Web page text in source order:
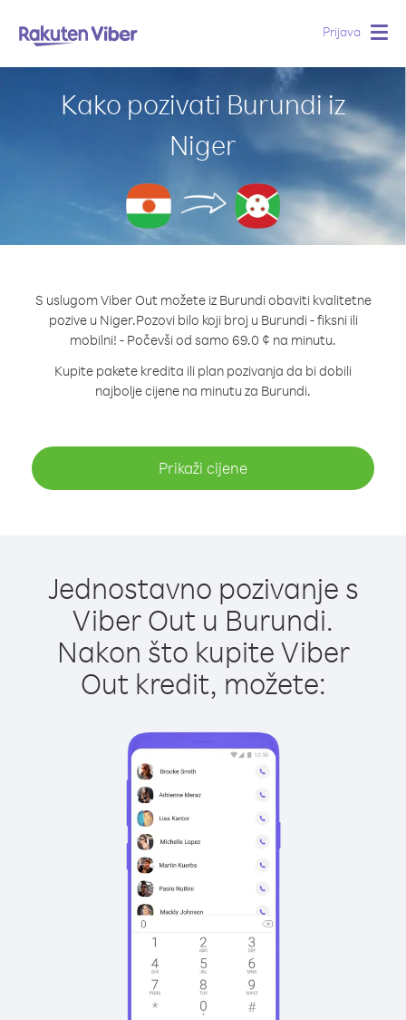
Prijava
Kako pozivati Burundi iz
Niger
S uslugom Viber Out možete iz Burundi obaviti kvalitetne
pozive u Niger.Pozovi bilo koji broj u Burundi - fiksni ili
mobilni! - Počevši od samo 69.0 ¢ na minutu.
Kupite pakete kredita ili plan pozivanja da bi dobili
najbolje cijene na minutu za Burundi.
Prikaži cijene
Jednostavno pozivanje s
Viber Out u Burundi.
Nakon što kupite Viber
Out kredit, možete: